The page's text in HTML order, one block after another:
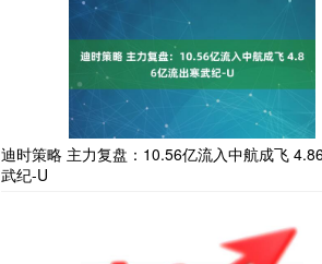
迪时策略 主力复盘：10.56亿流入中航成飞
武纪-U